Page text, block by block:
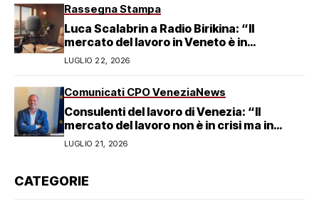
Rassegna Stampa
Luca Scalabrin a Radio Birikina: “Il
mercato del lavoro in Veneto è in
trasformazione”
LUGLIO 22, 2026
Comunicati CPO VeneziaNews
Consulenti del lavoro di Venezia: “Il
mercato del lavoro non è in crisi ma in
trasformazione, serve responsabilità
condivisa”
LUGLIO 21, 2026
CATEGORIE